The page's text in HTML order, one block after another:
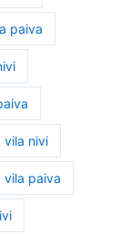
paiva
vila nivi
vila paiva